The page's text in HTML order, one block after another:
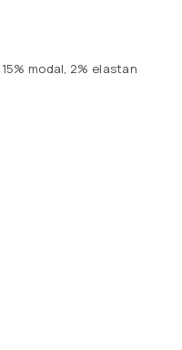
modal, 2% elastan